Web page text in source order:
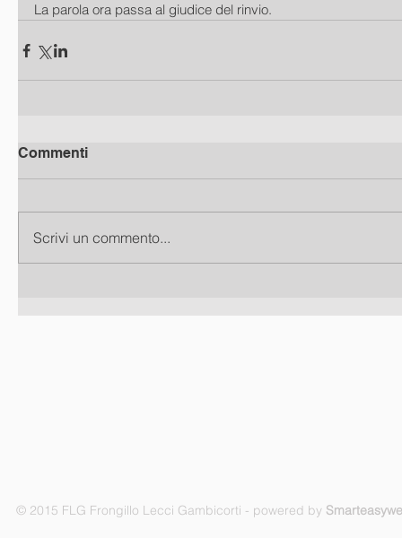
La parola ora passa al giudice del rinvio.
Commenti
Scrivi un commento...
© 2015 FLG Frongillo Lecci Gambicorti - powered by